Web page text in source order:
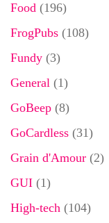
Food (196)
FrogPubs (108)
Fundy (3)
General (1)
GoBeep (8)
GoCardless (31)
Grain d'Amour (2)
GUI (1)
High-tech (104)